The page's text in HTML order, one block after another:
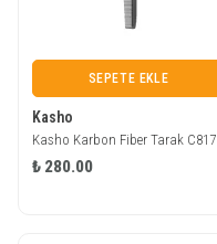
SEPETE EKLE
Kasho
Kasho Karbon Fiber Tarak C817
₺ 280.00